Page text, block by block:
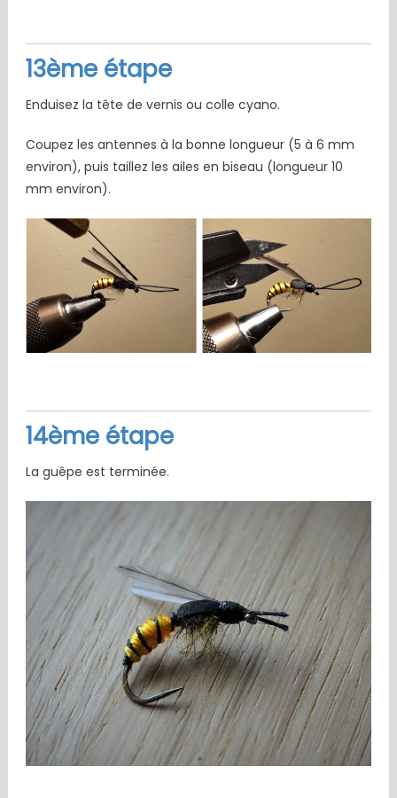
13ème étape
Enduisez la tête de vernis ou colle cyano.
Coupez les antennes à la bonne longueur (5 à 6 mm
environ), puis taillez les ailes en biseau (longueur 10
mm environ).
14ème étape
La guêpe est terminée.